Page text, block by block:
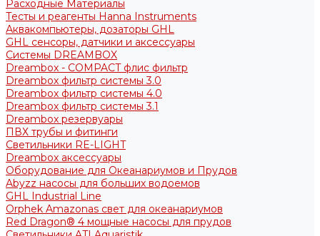
Расходные Материалы
Тесты и реагенты Hanna Instruments
Аквакомпьютеры, дозаторы GHL
GHL сенсоры, датчики и аксессуары
Системы DREAMBOX
Dreambox - COMPACT флис фильтр
Dreambox фильтр системы 3.0
Dreambox фильтр системы 4.0
Dreambox фильтр системы 3.1
Dreambox резервуары
ПВХ трубы и фитинги
Светильники RE-LIGHT
Dreambox аксессуары
Оборудование для Океанариумов и Прудов
Abyzz насосы для больших водоемов
GHL Industrial Line
Orphek Amazonas свет для океанариумов
Red Dragon® 4 мощные насосы для прудов